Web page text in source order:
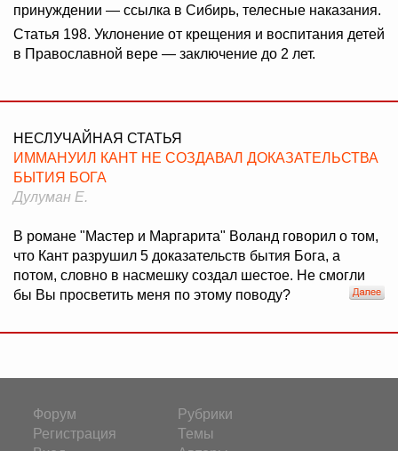
принуждении — ссылка в Сибирь, телесные наказания.
Статья 198. Уклонение от крещения и воспитания детей
в Православной вере — заключение до 2 лет.
НЕСЛУЧАЙНАЯ СТАТЬЯ
ИММАНУИЛ КАНТ НЕ СОЗДАВАЛ ДОКАЗАТЕЛЬСТВА
БЫТИЯ БОГА
Дулуман Е.
В романе "Мастер и Маргарита" Воланд говорил о том,
что Кант разрушил 5 доказательств бытия Бога, а
потом, словно в насмешку создал шестое. Не смогли
бы Вы просветить меня по этому поводу?
Форум
Регистрация
Рубрики
Темы